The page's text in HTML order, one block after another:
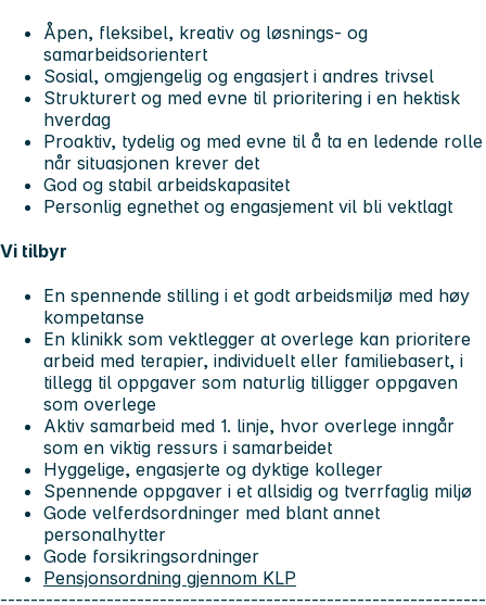
Åpen, fleksibel, kreativ og løsnings- og
samarbeidsorientert
Sosial, omgjengelig og engasjert i andres trivsel
Strukturert og med evne til prioritering i en hektisk
hverdag
Proaktiv, tydelig og med evne til å ta en ledende rolle
når situasjonen krever det
God og stabil arbeidskapasitet
Personlig egnethet og engasjement vil bli vektlagt
Vi tilbyr
En spennende stilling i et godt arbeidsmiljø med høy
kompetanse
En klinikk som vektlegger at overlege kan prioritere
arbeid med terapier, individuelt eller familiebasert, i
tillegg til oppgaver som naturlig tilligger oppgaven
som overlege
Aktiv samarbeid med 1. linje, hvor overlege inngår
som en viktig ressurs i samarbeidet
Hyggelige, engasjerte og dyktige kolleger
Spennende oppgaver i et allsidig og tverrfaglig miljø
Gode velferdsordninger med blant annet
personalhytter
Gode forsikringsordninger
Pensjonsordning gjennom KLP
----------------------------------------------------------------